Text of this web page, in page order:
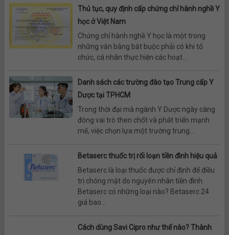
Thủ tục, quy định cấp chứng chỉ hành nghề Y
học ở Việt Nam
Chứng chỉ hành nghề Y học là một trong
những văn bằng bắt buộc phải có khi tổ
chức, cá nhân thực hiện các hoạt...
Danh sách các trường đào tạo Trung cấp Y
Dược tại TPHCM
Trong thời đại mà ngành Y Dược ngày càng
đóng vai trò then chốt và phát triển mạnh
mẽ, việc chọn lựa một trường trung...
Betaserc thuốc trị rối loạn tiền đình hiệu quả
Betaserc là loại thuốc được chỉ định để điều
trị chóng mặt do nguyên nhân tiền đình.
Betaserc có những loại nào? Betaserc 24
giá bao...
Cách dùng Savi Cipro như thế nào? Thành